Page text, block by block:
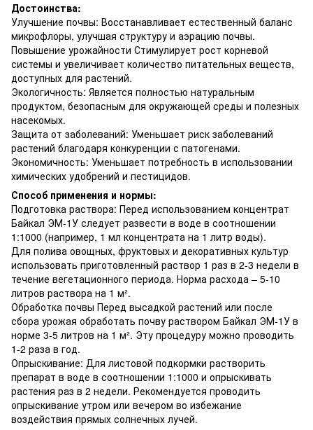
Достоинства:
Улучшение почвы: Восстанавливает естественный баланс
микрофлоры, улучшая структуру и аэрацию почвы.
Повышение урожайности Стимулирует рост корневой
системы и увеличивает количество питательных веществ,
доступных для растений.
Экологичность: Является полностью натуральным
продуктом, безопасным для окружающей среды и полезных
насекомых.
Защита от заболеваний: Уменьшает риск заболеваний
растений благодаря конкуренции с патогенами.
Экономичность: Уменьшает потребность в использовании
химических удобрений и пестицидов.
Способ применения и нормы:
Подготовка раствора: Перед использованием концентрат
Байкал ЭМ-1У следует развести в воде в соотношении
1:1000 (например, 1 мл концентрата на 1 литр воды).
Для полива овощных, фруктовых и декоративных культур
использовать приготовленный раствор 1 раз в 2-3 недели в
течение вегетационного периода. Норма расхода – 5-10
литров раствора на 1 м².
Обработка почвы Перед высадкой растений или после
сбора урожая обработать почву раствором Байкал ЭМ-1У в
норме 3-5 литров на 1 м². Эту процедуру можно проводить
1-2 раза в год.
Опрыскивание: Для листовой подкормки растворить
препарат в воде в соотношении 1:1000 и опрыскивать
растения раз в 2 недели. Рекомендуется проводить
опрыскивание утром или вечером во избежание
воздействия прямых солнечных лучей.